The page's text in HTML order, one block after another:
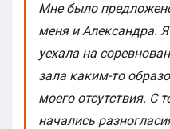
Мне было
меня и Александра.
уехала на
зала каким-то
моего отсутствия. С
начались